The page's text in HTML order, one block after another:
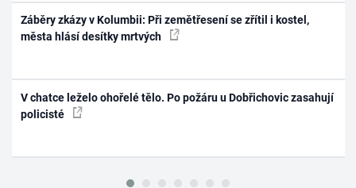
Záběry zkázy v Kolumbii: Při zemětřesení se zřítil i kostel,
města hlásí desítky mrtvých
V chatce leželo ohořelé tělo. Po požáru u Dobřichovic zasahují
policisté